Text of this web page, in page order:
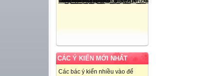
CÁC Ý KIẾN MỚI NHẤT
Các bác ý kiến nhiều vào để